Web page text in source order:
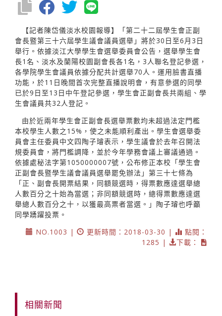
【記者陳岱儀淡水校園報導】「第二十二屆學生會正副
會長暨第三十六屆學生議會議員選舉」將於30日至6月3日
舉行。依據淡江大學學生會選舉委員會公告，選舉學生會
長1名、淡水及蘭陽校園副會長各1名，3人聯名登記參選，
各學院學生會議員依據分配共計選舉70人。運用臉書直播
功能，於11日晚間首次完整直播說明會，有意參選的同學
已於9日至13日中午登記參選，學生會正副會長共兩組、學
生會議員共32人登記。
由於近兩年學生會正副會長選舉票數均未超過法定門檻
本校學生人數之15%，使之未能順利產出。學生會選舉委
員會主任委員中文四陶子璿表示，學生議會於去年召開法
規委員會，將門檻調降，並於今年學務會議上審議通過。
依據處秘法字第1050000007號，公布修正本校「學生會
正副會長暨學生議會議員選舉罷免辦法」第三十七條為
「正、副會長開票結果，同額競選時，得票數應達選舉總
人數百分之十始為當選；非同額競選時，總得票數應達選
舉總人數百分之十，以獲最高票者當選。」陶子璿也呼籲
同學踴躍投票。
NO.1003 |
更新時間：2018-03-30 |
點閱：
1285 |
下載：
相關新聞